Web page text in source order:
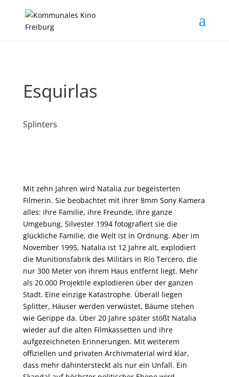
Esquirlas
Splinters
Mit zehn Jahren wird Natalia zur begeisterten
Filmerin. Sie beobachtet mit ihrer 8mm Sony Kamera
alles: ihre Familie, ihre Freunde, ihre ganze
Umgebung. Silvester 1994 fotografiert sie die
glückliche Familie, die Welt ist in Ordnung. Aber im
November 1995, Natalia ist 12 Jahre alt, explodiert
die Munitionsfabrik des Militärs in Río Tercero, die
nur 300 Meter von ihrem Haus entfernt liegt. Mehr
als 20.000 Projektile explodieren über der ganzen
Stadt. Eine einzige Katastrophe. Überall liegen
Splitter, Häuser werden verwüstet, Bäume stehen
wie Gerippe da. Über 20 Jahre später stößt Natalia
wieder auf die alten Filmkassetten und ihre
aufgezeichneten Erinnerungen. Mit weiterem
offiziellen und privaten Archivmaterial wird klar,
dass mehr dahintersteckt als nur ein Unfall. Ein